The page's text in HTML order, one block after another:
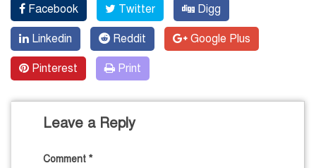
Facebook Twitter Digg
Linkedin Reddit Google Plus
Pinterest Print
Leave a Reply
Comment *